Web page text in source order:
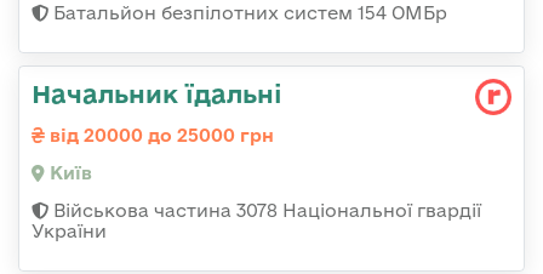
Батальйон безпілотних систем 154 ОМБр
Начальник їдальні
від 20000 до 25000 грн
Київ
Військова частина 3078 Національної гвардії
України